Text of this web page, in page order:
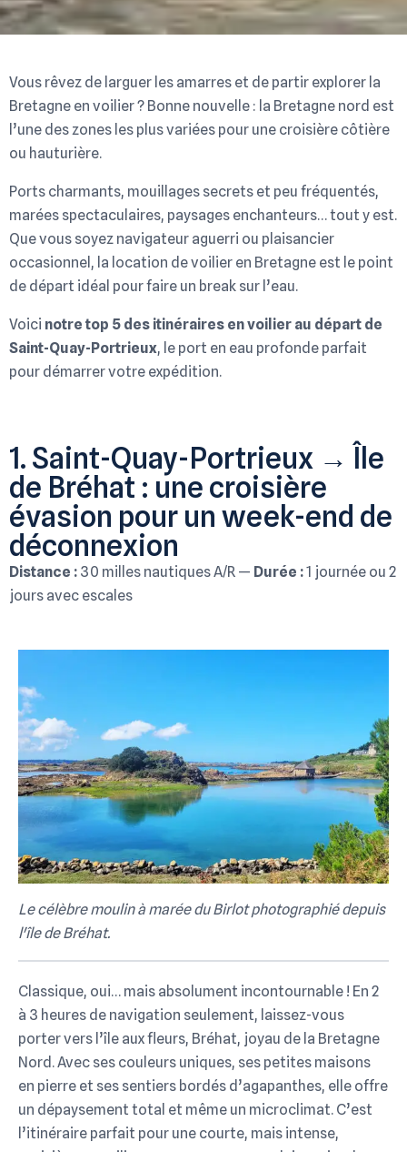
Vous rêvez de larguer les amarres et de partir explorer la
Bretagne en voilier ? Bonne nouvelle : la Bretagne nord est
l’une des zones les plus variées pour une croisière côtière
ou hauturière.
Ports charmants, mouillages secrets et peu fréquentés,
marées spectaculaires, paysages enchanteurs… tout y est.
Que vous soyez navigateur aguerri ou plaisancier
occasionnel, la location de voilier en Bretagne est le point
de départ idéal pour faire un break sur l’eau.
Voici notre top 5 des itinéraires en voilier au départ de
Saint-Quay-Portrieux, le port en eau profonde parfait
pour démarrer votre expédition.
1. Saint-Quay-Portrieux → Île
de Bréhat : une croisière
évasion pour un week-end de
déconnexion
Distance : 30 milles nautiques A/R — Durée :1 journée ou 2
jours avec escales
Le célèbre moulin à marée du Birlot photographié depuis
l'île de Bréhat.
Classique, oui… mais absolument incontournable ! En 2
à 3 heures de navigation seulement, laissez-vous
porter vers l’île aux fleurs, Bréhat, joyau de la Bretagne
Nord. Avec ses couleurs uniques, ses petites maisons
en pierre et ses sentiers bordés d’agapanthes, elle offre
un dépaysement total et même un microclimat. C’est
l’itinéraire parfait pour une courte, mais intense,